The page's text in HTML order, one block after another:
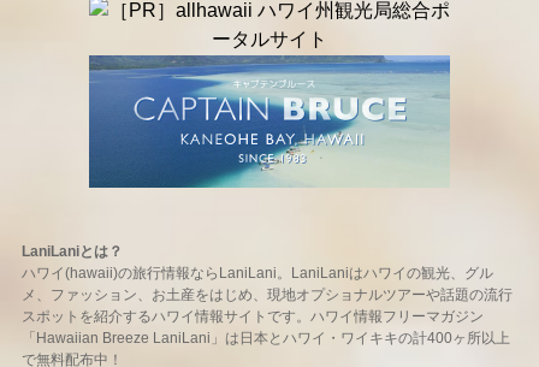
LaniLaniとは？
ハワイ(hawaii)の旅行情報ならLaniLani。LaniLaniはハワイの観光、グル
メ、ファッション、お土産をはじめ、現地オプショナルツアーや話題の流行
スポットを紹介するハワイ情報サイトです。ハワイ情報フリーマガジン
「Hawaiian Breeze LaniLani」は日本とハワイ・ワイキキの計400ヶ所以上
で無料配布中！